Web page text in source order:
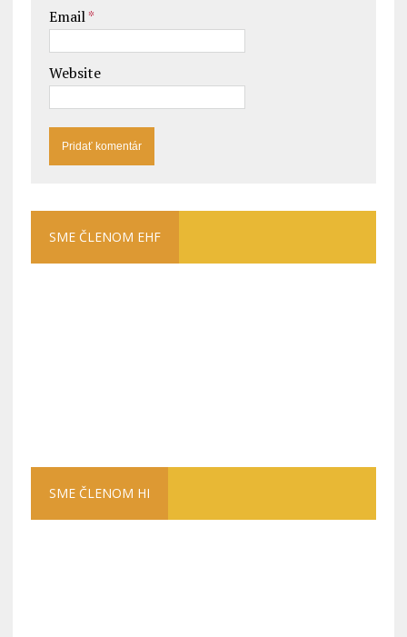
Email*
Website
SME ČLENOM EHF
SME ČLENOM HI